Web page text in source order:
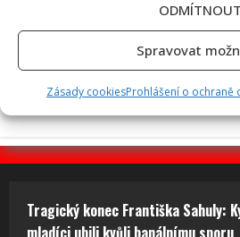
ODMÍTNOUT
Spravovat
Zásady cookiesProhlášení o ochraně
Poslední chvíle Ivety Bartošové:
cítila zlepšení, poté přišla nejtvrdší
Tragický konec Františka Sahuly:
mladíci ubili kvůli banálnímu sporu